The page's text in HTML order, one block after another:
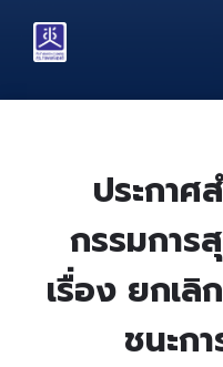
content
main
footer
ประกาศ
กรรมการ
เรื่อง ยกเลิ
ชนะก